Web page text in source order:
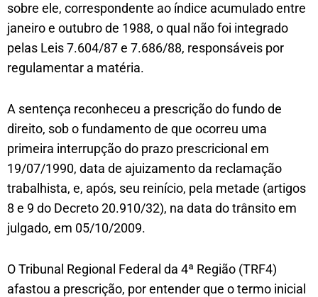
sobre ele, correspondente ao índice acumulado entre
janeiro e outubro de 1988, o qual não foi integrado
pelas Leis 7.604/87 e 7.686/88, responsáveis por
regulamentar a matéria.
A sentença reconheceu a prescrição do fundo de
direito, sob o fundamento de que ocorreu uma
primeira interrupção do prazo prescricional em
19/07/1990, data de ajuizamento da reclamação
trabalhista, e, após, seu reinício, pela metade (artigos
8 e 9 do Decreto 20.910/32), na data do trânsito em
julgado, em 05/10/2009.
O Tribunal Regional Federal da 4ª Região (TRF4)
afastou a prescrição, por entender que o termo inicial